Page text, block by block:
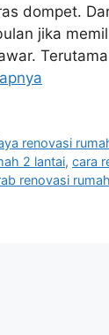
dompet.
jika
renovasi
2 lantai, cara
renovasi